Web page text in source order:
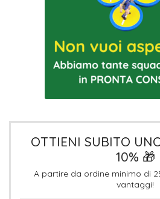
OTTIENI SUBITO
10% 🎁
A partire da ordine minimo di
vantaggi!